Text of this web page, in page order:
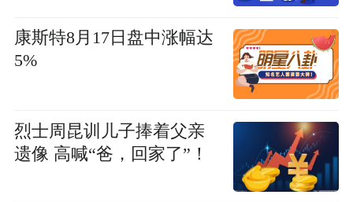
康斯特8月17日盘中涨幅达
5%
烈士周昆训儿子捧着父亲
遗像 高喊“爸，回家了”！